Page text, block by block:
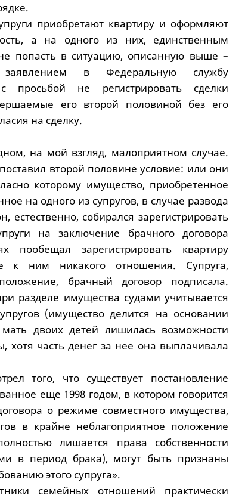
приобретают квартиру и оформляют
а на одного из них, единственным
попасть в ситуацию, описанную выше –
в Федеральную службу
с просьбой не регистрировать сделки
его второй половиной без его
на сделку.
на мой взгляд, малоприятном случае.
второй половине условие: или они
которому имущество, приобретенное
на одного из супругов, в случае развода
естественно, собирался зарегистрировать
на заключение брачного договора
зарегистрировать квартиру
ним никакого отношения. Супруга,
брачный договор подписала.
разделе имущества судами учитывается
(имущество делится на основании
двоих детей лишилась возможности
хотя часть денег за нее она выплачивала
того, что существует постановление
еще 1998 годом, в котором говорится
о режиме совместного имущества,
в крайне неблагоприятное положение
лишается права собственности
в период брака), могут быть признаны
этого супруга».
семейных отношений практически